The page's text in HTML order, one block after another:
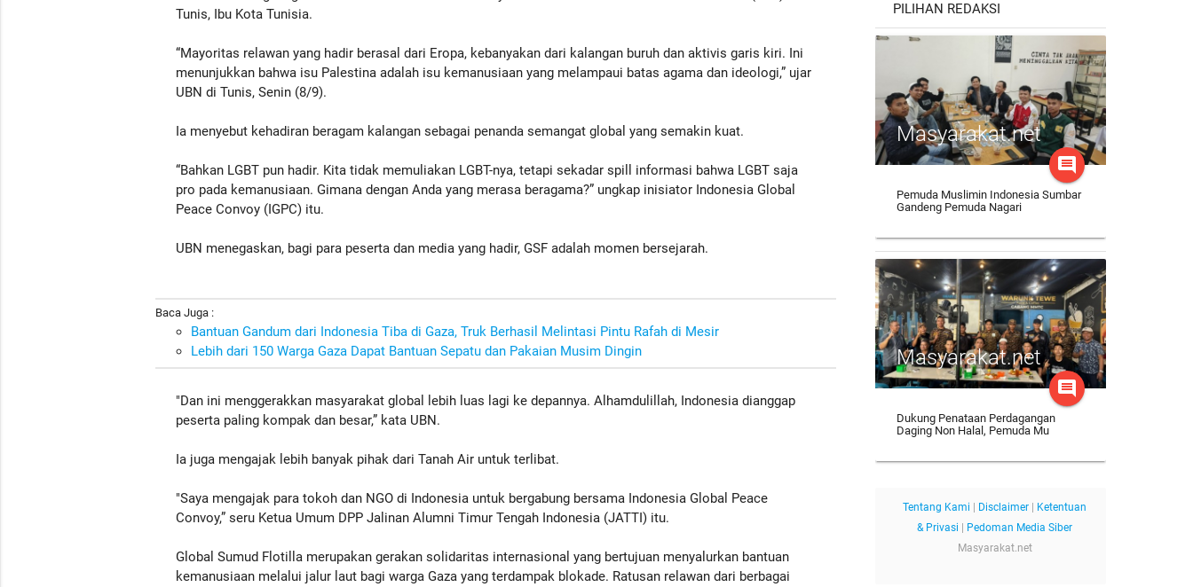
Tunis, Ibu Kota Tunisia.
“Mayoritas relawan yang hadir berasal dari Eropa, kebanyakan dari kalangan buruh dan aktivis garis kiri. Ini
menunjukkan bahwa isu Palestina adalah isu kemanusiaan yang melampaui batas agama dan ideologi,” ujar
UBN di Tunis, Senin (8/9).
Ia menyebut kehadiran beragam kalangan sebagai penanda semangat global yang semakin kuat.
“Bahkan LGBT pun hadir. Kita tidak memuliakan LGBT-nya, tetapi sekadar spill informasi bahwa LGBT saja
pro pada kemanusiaan. Gimana dengan Anda yang merasa beragama?” ungkap inisiator Indonesia Global
Peace Convoy (IGPC) itu.
UBN menegaskan, bagi para peserta dan media yang hadir, GSF adalah momen bersejarah.
Baca Juga :
Bantuan Gandum dari Indonesia Tiba di Gaza, Truk Berhasil Melintasi Pintu Rafah di Mesir
Lebih dari 150 Warga Gaza Dapat Bantuan Sepatu dan Pakaian Musim Dingin
"Dan ini menggerakkan masyarakat global lebih luas lagi ke depannya. Alhamdulillah, Indonesia dianggap
peserta paling kompak dan besar,” kata UBN.
Ia juga mengajak lebih banyak pihak dari Tanah Air untuk terlibat.
"Saya mengajak para tokoh dan NGO di Indonesia untuk bergabung bersama Indonesia Global Peace
Convoy,” seru Ketua Umum DPP Jalinan Alumni Timur Tengah Indonesia (JATTI) itu.
Global Sumud Flotilla merupakan gerakan solidaritas internasional yang bertujuan menyalurkan bantuan
kemanusiaan melalui jalur laut bagi warga Gaza yang terdampak blokade. Ratusan relawan dari berbagai
PILIHAN REDAKSI
Masyarakat.net
comment
Pemuda Muslimin Indonesia Sumbar
Gandeng Pemuda Nagari
Masyarakat.net
comment
Dukung Penataan Perdagangan
Daging Non Halal, Pemuda Mu
Tentang Kami Disclaimer
Ketentuan
& Privasi
Pedoman Media Siber
Masyarakat.net